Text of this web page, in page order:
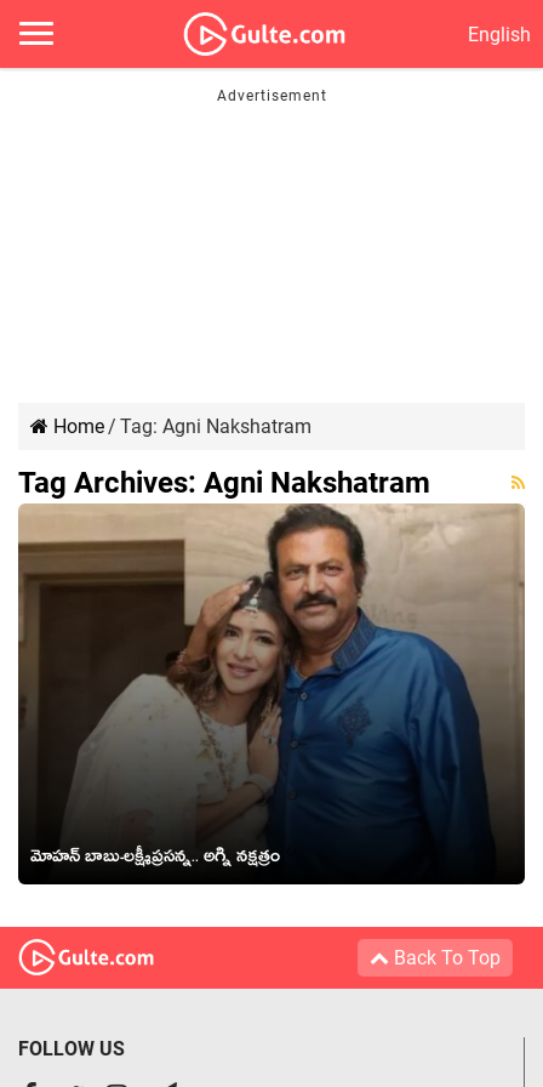
English
Home/ Tag: Agni Nakshatram
Tag Archives: Agni Nakshatram
మోహన్ బాబు-లక్ష్మీప్రసన్న.. అగ్ని నక్షత్రం
Back To Top
FOLLOW US